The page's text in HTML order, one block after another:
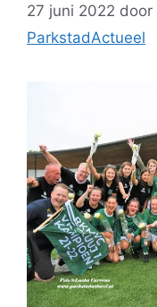
27 juni 2022 door
ParkstadActueel